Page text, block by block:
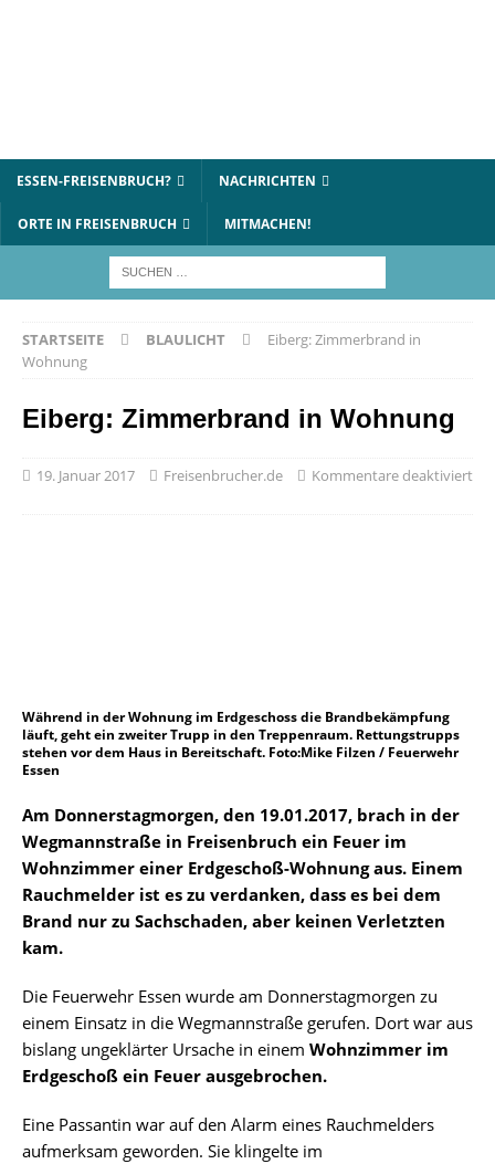
ESSEN-FREISENBRUCH? NACHRICHTEN
ORTE IN FREISENBRUCH MITMACHEN!
STARTSEITE BLAULICHT
Eiberg: Zimmerbrand in
Wohnung
Eiberg: Zimmerbrand in Wohnung
19. Januar 2017 Freisenbrucher.de Kommentare deaktiviert
Während in der Wohnung im Erdgeschoss die Brandbekämpfung
läuft, geht ein zweiter Trupp in den Treppenraum. Rettungstrupps
stehen vor dem Haus in Bereitschaft. Foto:Mike Filzen / Feuerwehr
Essen
Am Donnerstagmorgen, den 19.01.2017, brach in der
Wegmannstraße in Freisenbruch ein Feuer im
Wohnzimmer einer Erdgeschoß-Wohnung aus. Einem
Rauchmelder ist es zu verdanken, dass es bei dem
Brand nur zu Sachschaden, aber keinen Verletzten
kam.
Die Feuerwehr Essen wurde am Donnerstagmorgen zu
einem Einsatz in die Wegmannstraße gerufen. Dort war aus
bislang ungeklärter Ursache in einem Wohnzimmer im
Erdgeschoß ein Feuer ausgebrochen.
Eine Passantin war auf den Alarm eines Rauchmelders
aufmerksam geworden. Sie klingelte im